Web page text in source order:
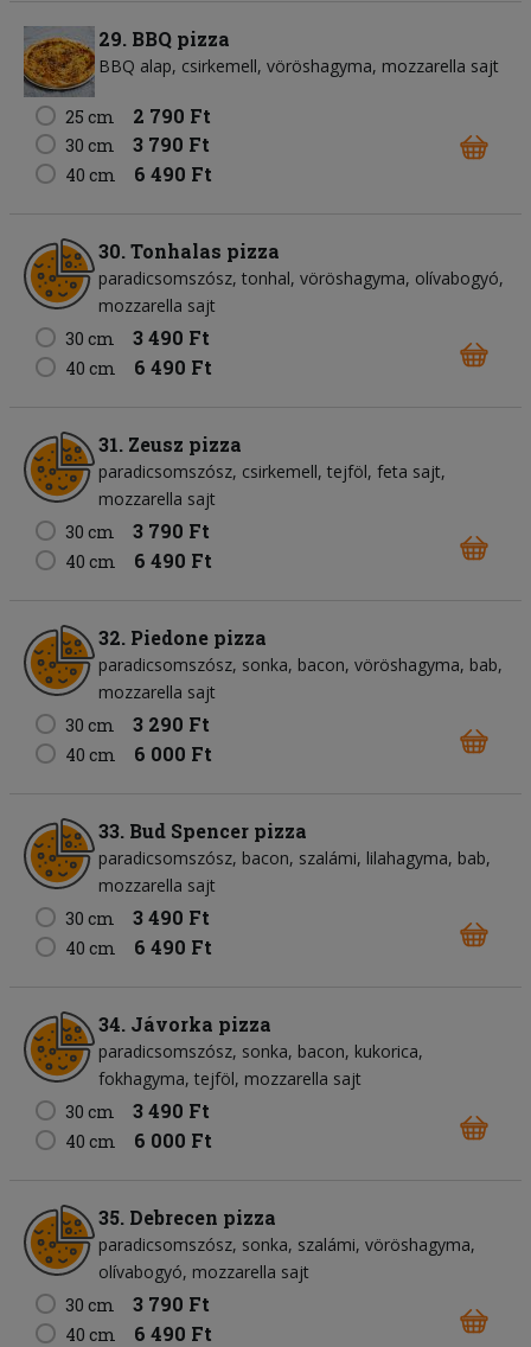
29. BBQ pizza
BBQ alap csirkemell vöröshagyma mozzarella sajt
25 cm 2 790 Ft
30 cm 3 790 Ft
40 cm 6 490 Ft
30. Tonhalas pizza
paradicsomszósz tonhal vöröshagyma olívabogyó
mozzarella sajt
30 cm
3 490 Ft
40 cm 6 490 Ft
31. Zeusz pizza
paradicsomszósz csirkemell tejföl feta sajt
mozzarella sajt
30 cm
3 790 Ft
40 cm 6 490 Ft
32. Piedone pizza
paradicsomszósz sonka bacon vöröshagyma bab
mozzarella sajt
30 cm
3 290 Ft
40 cm 6 000 Ft
33. Bud Spencer pizza
paradicsomszósz bacon szalámi lilahagyma bab
mozzarella sajt
30 cm
3 490 Ft
40 cm 6 490 Ft
34. Jávorka pizza
paradicsomszósz sonka bacon kukorica
fokhagyma tejföl mozzarella sajt
30 cm
3 490 Ft
40 cm 6 000 Ft
35. Debrecen pizza
paradicsomszósz sonka szalámi vöröshagyma
olívabogyó mozzarella sajt
30 cm
3 790 Ft
40 cm 6 490 Ft